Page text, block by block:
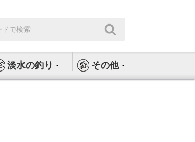
淡水の釣り その他